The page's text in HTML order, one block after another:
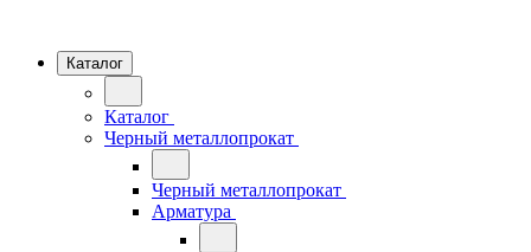
Каталог
Каталог
Черный металлопрокат
Черный металлопрокат
Арматура